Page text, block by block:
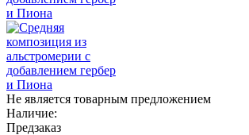
Не является товарным предложением
Наличие:
Предзаказ